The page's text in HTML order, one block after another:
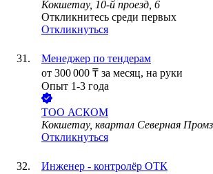
Кокшетау, 10-й проезд, 6
Откликнитесь среди первых
Откликнуться
Менеджер по тендерам
от 300 000 ₸ за месяц, на руки
Опыт 1-3 года
ТОО АСКОМ
Кокшетау, квартал Северная
Откликнуться
Инженер - контролёр ОТК